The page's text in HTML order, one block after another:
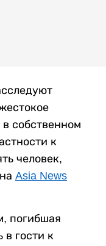
собственном
к
человек,
Asia News
погибшая
в гости к